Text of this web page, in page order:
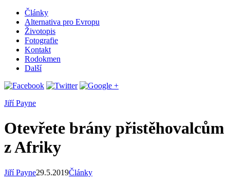
Články
Alternativa pro Evropu
Životopis
Fotografie
Kontakt
Rodokmen
Další
Jiří Payne
Otevřete brány přistěhovalcům
z Afriky
Jiří Payne29.5.2019Články